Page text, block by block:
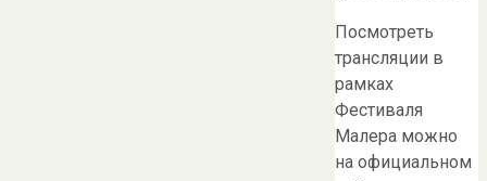
Посмотреть
трансляции в
рамках
Фестиваля
Малера можно
на официальном